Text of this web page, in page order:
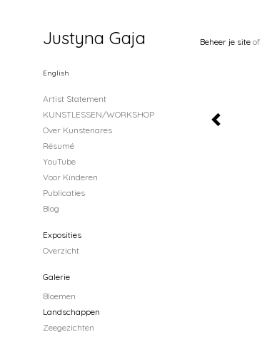
Beheer je site of
Justyna Gaja
English
Artist Statement
KUNSTLESSEN/WORKSHOP
Over Kunstenares
Résumé
YouTube
Voor Kinderen
Publicaties
Blog
Exposities
Overzicht
Galerie
Bloemen
Landschappen
Zeegezichten